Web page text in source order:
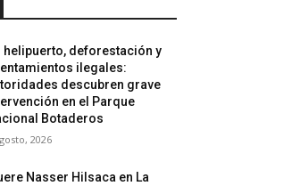
helipuerto, deforestación y
ilegales:
descubren grave
en el Parque
Botaderos
2026
Nasser Hilsaca en La